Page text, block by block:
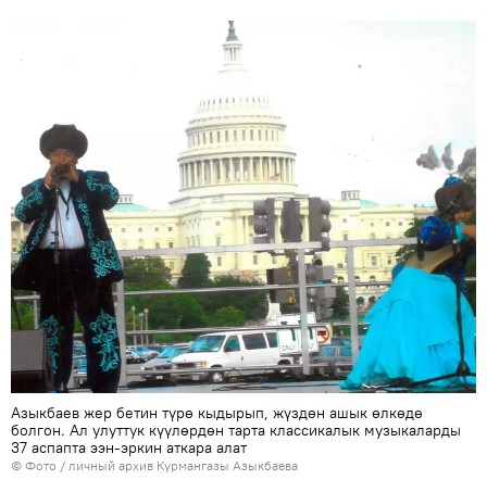
Азыкбаев жер бетин түрө кыдырып, жүздөн ашык өлкөдө
болгон. Ал улуттук күүлөрдөн тарта классикалык музыкаларды
37 аспапта ээн-эркин аткара алат
© Фото / личный архив Курмангазы Азыкбаева